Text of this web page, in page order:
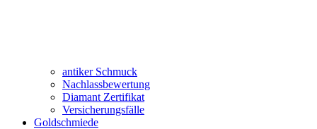
antiker Schmuck
Nachlassbewertung
Diamant Zertifikat
Versicherungsfälle
Goldschmiede